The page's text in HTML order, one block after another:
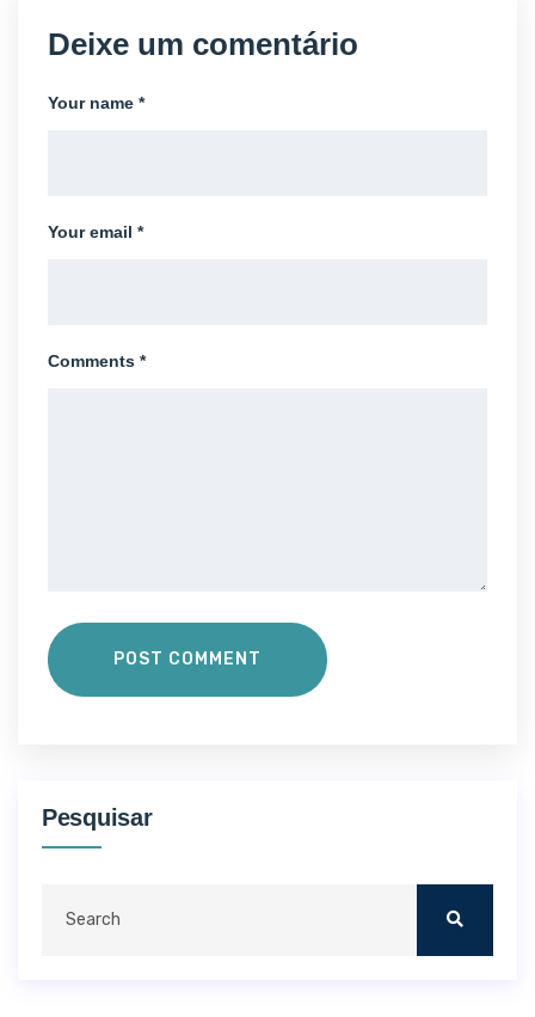
Deixe um comentário
Your name *
Your email *
Comments *
POST COMMENT
Pesquisar